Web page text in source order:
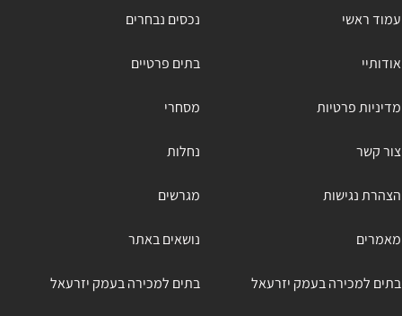
עמוד ראשי
אודותיי
מדיניות פרטיות
צור קשר
הצהרת נגישות
מאמרים
בתים למכירה בעמק יזרעאל
נכסים נבחרים
בתים פרטיים
מסחרי
נחלות
מגרשים
נושאים באתר
בתים למכירה בעמק יזרעאל